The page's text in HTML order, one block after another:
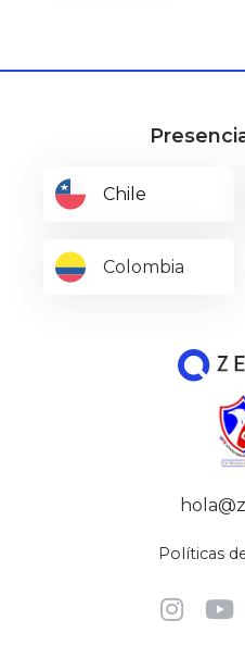
Chile
Colombia
Políticas
 